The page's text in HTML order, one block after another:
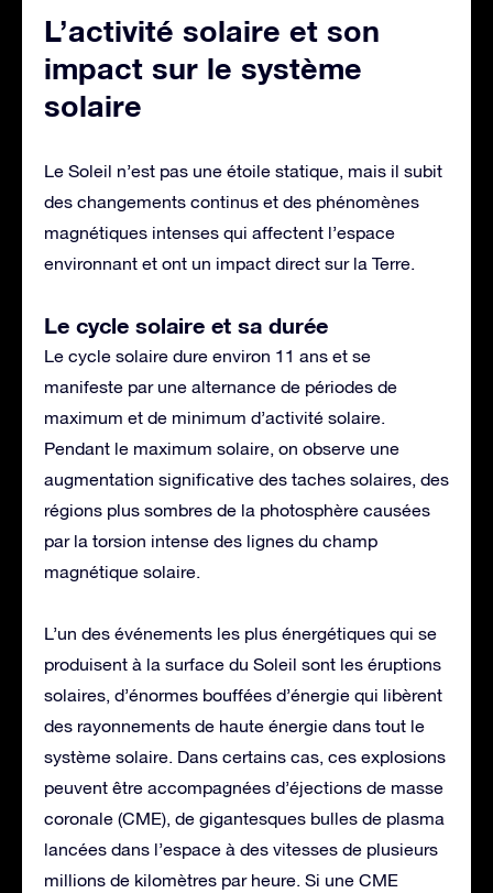
L’activité solaire et son
impact sur le système
solaire
Le Soleil n’est pas une étoile statique, mais il subit
des changements continus et des phénomènes
magnétiques intenses qui affectent l’espace
environnant et ont un impact direct sur la Terre.
Le cycle solaire et sa durée
Le cycle solaire dure environ 11 ans et se
manifeste par une alternance de périodes de
maximum et de minimum d’activité solaire.
Pendant le maximum solaire, on observe une
augmentation significative des taches solaires, des
régions plus sombres de la photosphère causées
par la torsion intense des lignes du champ
magnétique solaire.
L’un des événements les plus énergétiques qui se
produisent à la surface du Soleil sont les éruptions
solaires, d’énormes bouffées d’énergie qui libèrent
des rayonnements de haute énergie dans tout le
système solaire. Dans certains cas, ces explosions
peuvent être accompagnées d’éjections de masse
coronale (CME), de gigantesques bulles de plasma
lancées dans l’espace à des vitesses de plusieurs
millions de kilomètres par heure. Si une CME